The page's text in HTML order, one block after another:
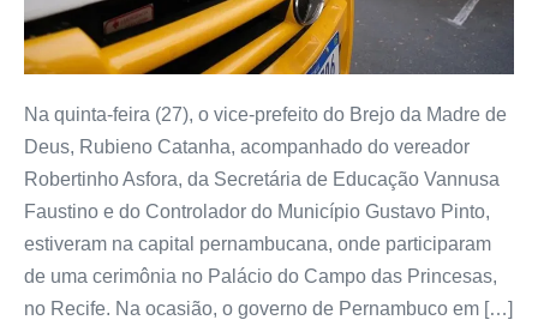
Na quinta-feira (27), o vice-prefeito do Brejo da Madre de
Deus, Rubieno Catanha, acompanhado do vereador
Robertinho Asfora, da Secretária de Educação Vannusa
Faustino e do Controlador do Município Gustavo Pinto,
estiveram na capital pernambucana, onde participaram
de uma cerimônia no Palácio do Campo das Princesas,
no Recife. Na ocasião, o governo de Pernambuco em […]